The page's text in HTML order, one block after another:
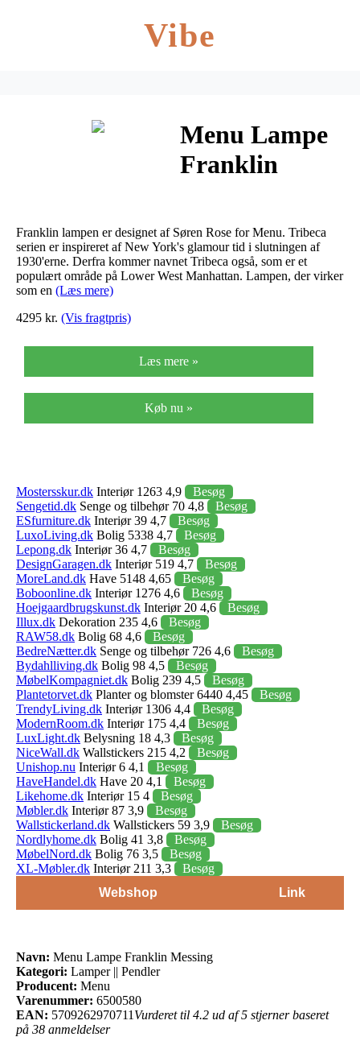
Vibe
Menu Lampe
Franklin
Franklin lampen er designet af Søren Rose for Menu. Tribeca
serien er inspireret af New York's glamour tid i slutningen af
1930'erne. Derfra kommer navnet Tribeca også, som er et
populært område på Lower West Manhattan. Lampen, der virker
som en (Læs mere)
4295 kr. (Vis fragtpris)
Læs mere »
Køb nu »
Mostersskur.dk Interiør 1263 4,9
Besøg
Sengetid.dk Senge og tilbehør 70 4,8
Besøg
ESfurniture.dk Interiør 39 4,7
Besøg
LuxoLiving.dk Bolig 5338 4,7
Besøg
Lepong.dk Interiør 36 4,7
Besøg
DesignGaragen.dk Interiør 519 4,7
Besøg
MoreLand.dk Have 5148 4,65
Besøg
Boboonline.dk Interiør 1276 4,6
Besøg
Hoejgaardbrugskunst.dk Interiør 20 4,6
Besøg
Illux.dk Dekoration 235 4,6
Besøg
RAW58.dk Bolig 68 4,6
Besøg
BedreNætter.dk Senge og tilbehør 726 4,6
Besøg
Bydahlliving.dk Bolig 98 4,5
Besøg
MøbelKompagniet.dk Bolig 239 4,5
Besøg
Plantetorvet.dk Planter og blomster 6440 4,45
Besøg
TrendyLiving.dk Interiør 1306 4,4
Besøg
ModernRoom.dk Interiør 175 4,4
Besøg
LuxLight.dk Belysning 18 4,3
Besøg
NiceWall.dk Wallstickers 215 4,2
Besøg
Unishop.nu Interiør 6 4,1
Besøg
HaveHandel.dk Have 20 4,1
Besøg
Likehome.dk Interiør 15 4
Besøg
Møbler.dk Interiør 87 3,9
Besøg
Wallstickerland.dk Wallstickers 59 3,9
Besøg
Nordlyhome.dk Bolig 41 3,8
Besøg
MøbelNord.dk Bolig 76 3,5
Besøg
XL-Møbler.dk Interiør 211 3,3
Besøg
Webshop
Link
Navn: Menu Lampe Franklin Messing
Kategori: Lamper || Pendler
Producent: Menu
Varenummer: 6500580
EAN: 5709262970711 Vurderet til 4.2 ud af 5 stjerner baseret
på 38 anmeldelser